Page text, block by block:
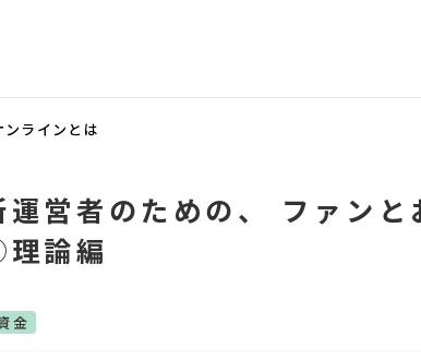
ンラインとは
営者のための、 ファン
論編
金